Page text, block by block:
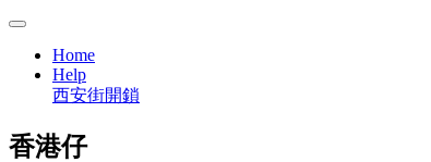
Home
Help
西安街開鎖
香港仔